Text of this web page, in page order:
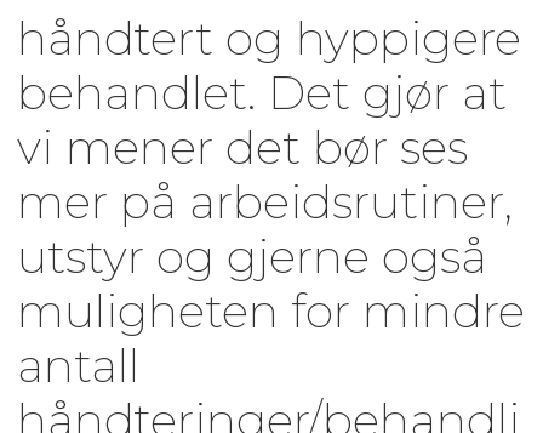
håndtert og hyppigere
behandlet. Det gjør at
vi mener det bør ses
mer på arbeidsrutiner,
utstyr og gjerne også
muligheten for mindre
antall
håndteringer/behandli